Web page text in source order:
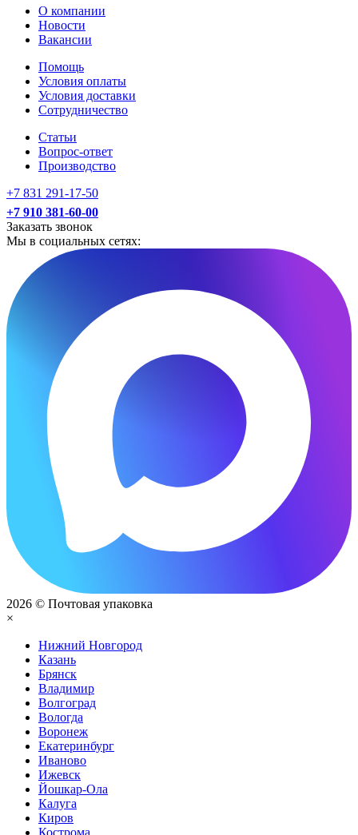
О компании
Новости
Вакансии
Помощь
Условия оплаты
Условия доставки
Сотрудничество
Статьи
Вопрос-ответ
Производство
+7 831 291-17-50
+7 910 381-60-00
Заказать звонок
Мы в социальных сетях:
2026 © Почтовая упаковка
×
Нижний Нoвгород
Казань
Брянск
Владимир
Волгоград
Вологда
Воронеж
Екатеринбург
Иваново
Ижевск
Йошкар-Ола
Калуга
Киров